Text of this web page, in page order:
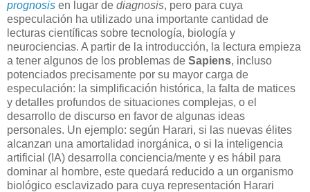
prognosis en lugar de diagnosis, pero para cuya
especulación ha utilizado una importante cantidad de
lecturas científicas sobre tecnología, biología y
neurociencias. A partir de la introducción, la lectura empieza
a tener algunos de los problemas de Sapiens, incluso
potenciados precisamente por su mayor carga de
especulación: la simplificación histórica, la falta de matices
y detalles profundos de situaciones complejas, o el
desarrollo de discurso en favor de algunas ideas
personales. Un ejemplo: según Harari, si las nuevas élites
alcanzan una amortalidad inorgánica, o si la inteligencia
artificial (IA) desarrolla conciencia/mente y es hábil para
dominar al hombre, este quedará reducido a un organismo
biológico esclavizado para cuya representación Harari